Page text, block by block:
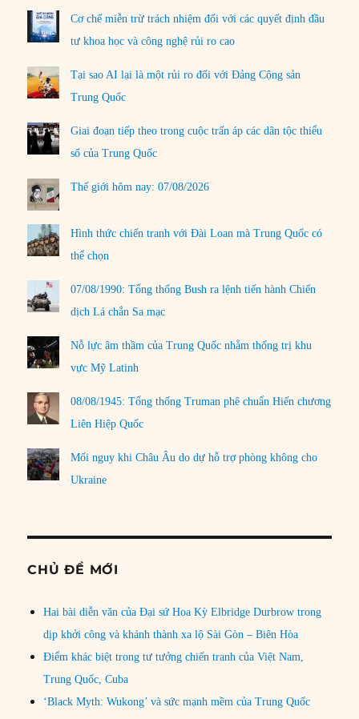
Cơ chế miễn trừ trách nhiệm đối với các quyết định đầu
tư khoa học và công nghệ rủi ro cao
Tại sao AI lại là một rủi ro đối với Đảng Cộng sản
Trung Quốc
Giai đoạn tiếp theo trong cuộc trấn áp các dân tộc thiểu
số của Trung Quốc
Thế giới hôm nay: 07/08/2026
Hình thức chiến tranh với Đài Loan mà Trung Quốc có
thể chọn
07/08/1990: Tổng thống Bush ra lệnh tiến hành Chiến
dịch Lá chắn Sa mạc
Nỗ lực âm thầm của Trung Quốc nhằm thống trị khu
vực Mỹ Latinh
08/08/1945: Tổng thống Truman phê chuẩn Hiến chương
Liên Hiệp Quốc
Mối nguy khi Châu Âu do dự hỗ trợ phòng không cho
Ukraine
CHỦ ĐỀ MỚI
Hai bài diễn văn của Đại sứ Hoa Kỳ Elbridge Durbrow trong
dịp khởi công và khánh thành xa lộ Sài Gòn – Biên Hòa
Điểm khác biệt trong tư tưởng chiến tranh của Việt Nam,
Trung Quốc, Cuba
‘Black Myth: Wukong’ và sức mạnh mềm của Trung Quốc